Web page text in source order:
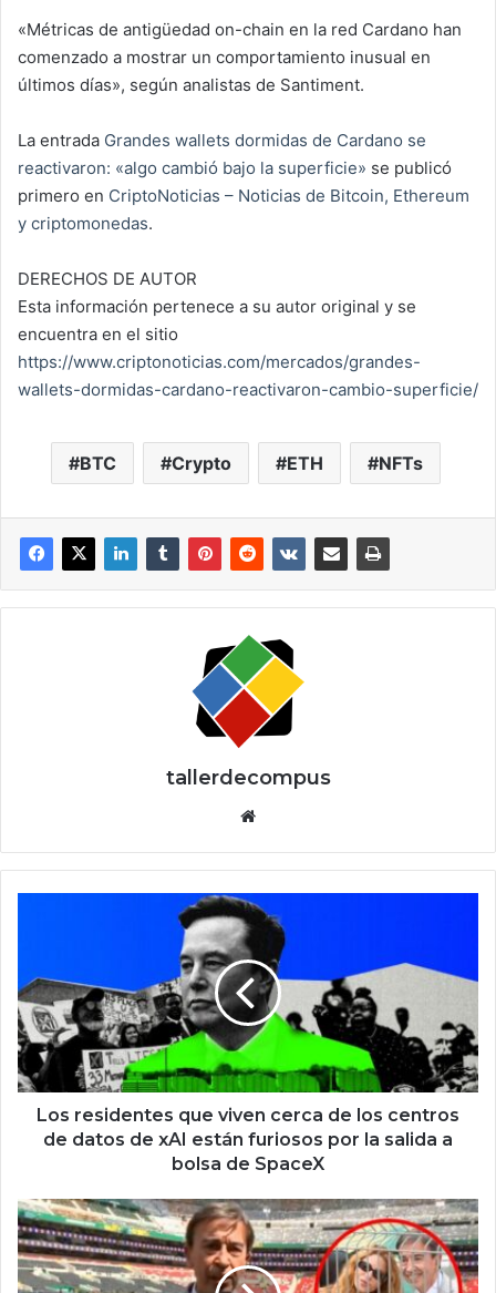
«Métricas de antigüedad on-chain en la red Cardano han
comenzado a mostrar un comportamiento inusual en
últimos días», según analistas de Santiment.
La entrada Grandes wallets dormidas de Cardano se
reactivaron: «algo cambió bajo la superficie» se publicó
primero en CriptoNoticias – Noticias de Bitcoin, Ethereum
y criptomonedas.
DERECHOS DE AUTOR
Esta información pertenece a su autor original y se
encuentra en el sitio
https://www.criptonoticias.com/mercados/grandes-
wallets-dormidas-cardano-reactivaron-cambio-superficie/
BTC Crypto ETH NFTs
tallerdecompus
we
b
e
s
i
d
e
q
u
e
Los residentes que viven cerca de los centros
de datos de xAI están furiosos por la salida a
bolsa de SpaceX
F
a
m
o